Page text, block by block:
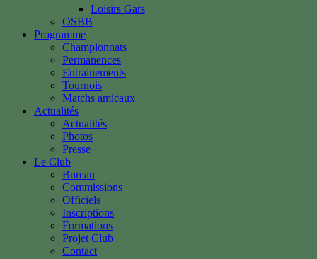
Loisirs Gars
OSBB
Programme
Championnats
Permanences
Entrainements
Tournois
Matchs amicaux
Actualités
Actualités
Photos
Presse
Le Club
Bureau
Commissions
Officiels
Inscriptions
Formations
Projet Club
Contact